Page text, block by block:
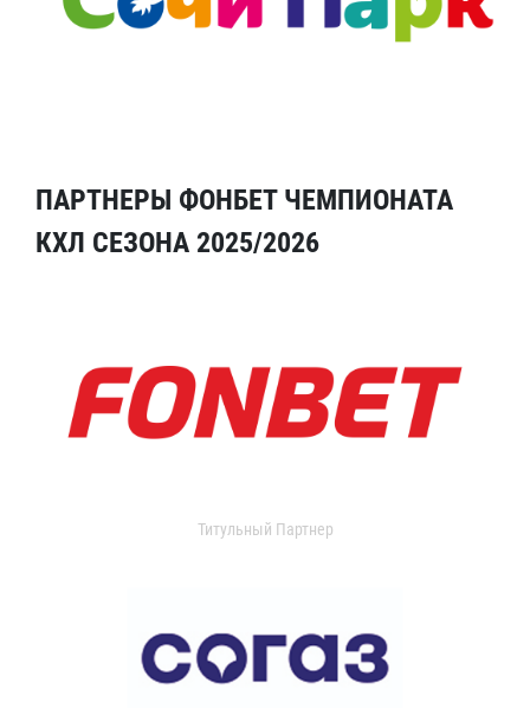
ПАРТНЕРЫ ФОНБЕТ ЧЕМПИОНАТА
КХЛ СЕЗОНА 2025/2026
Титульный Партнер